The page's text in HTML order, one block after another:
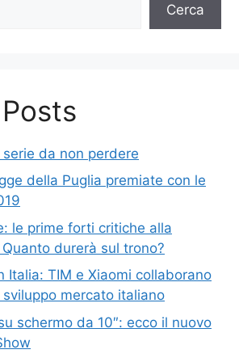
Cerca
da non perdere
della Puglia premiate con le
le prime forti critiche alla
durerà sul trono?
Italia: TIM e Xiaomi collaborano
mercato italiano
schermo da 10″: ecco il nuovo